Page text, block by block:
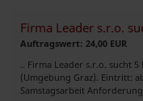
Auftragswert: 24,00 EUR
.. Firma Leader s.r.o. sucht 5
(Umgebung Graz). Eintritt:
Samstagsarbeit